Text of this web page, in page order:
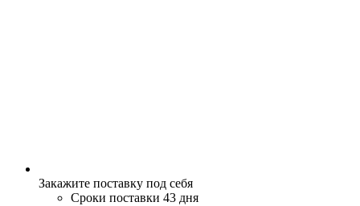
Закажите поставку под себя
Сроки поставки 43 дня